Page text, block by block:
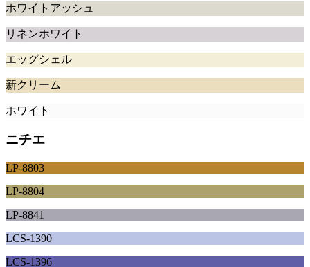
ホワイトアッシュ
リネンホワイト
エッグシェル
新クリーム
ホワイト
ニチエ
LP-8803
LP-8804
LP-8841
LCS-1390
LCS-1396